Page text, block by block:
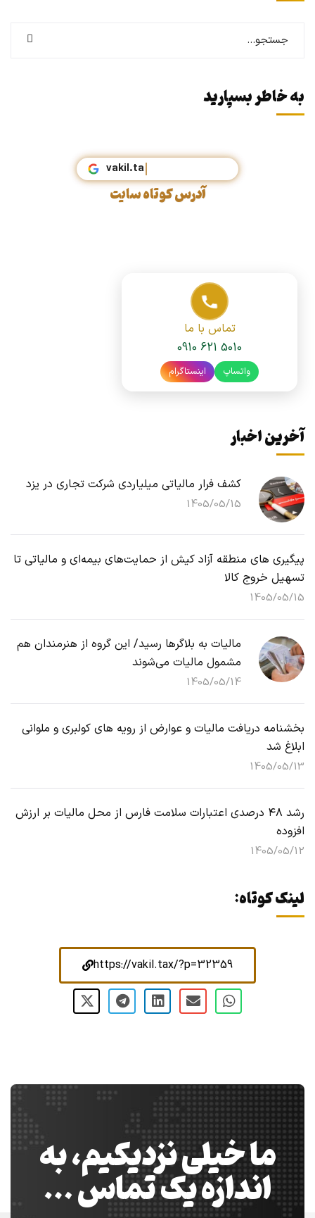
به خاطر بسپارید
vaki
آدرس کوتاه سایت
تماس با ما
0910 621 5010
واتساپ اینستاگرام
آخرین اخبار
کشف فرار مالیاتی میلیاردی شرکت تجاری در یزد
1405/05/15
پیگیری های منطقه آزاد کیش از حمایت‌های بیمه‌ای و مالیاتی تا
تسهیل خروج کالا
1405/05/15
مالیات به بلاگرها رسید/ این گروه از هنرمندان هم
مشمول مالیات می‌شوند
1405/05/14
بخشنامه دریافت مالیات و عوارض از رویه های کولبری و ملوانی
ابلاغ شد
1405/05/13
رشد ۴۸ درصدی اعتبارات سلامت فارس از محل مالیات بر ارزش
افزوده
1405/05/12
لینک کوتاه:
https://vakil.tax/?p=32359
ما خیلی نزدیکیم، به
اندازه یک تماس …